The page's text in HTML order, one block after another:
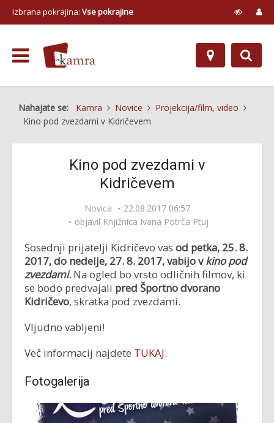
Izbrana pokrajina: Vse pokrajine
Nahajate se: Kamra Novice
Projekcija/film, video
Kino pod zvezdami v Kidričevem
Kino pod zvezdami v
Kidričevem
Novica
22.08.2017 06:57
objavil Knjižnica Ivana Potrča Ptuj
Sosednji prijatelji Kidričevo vas od petka, 25. 8.
2017, do nedelje, 27. 8. 2017, vabijo vkino pod
zvezdami. Na ogled bo vrsto odličnih filmov, ki
se bodo predvajali pred Športno dvorano
Kidričevo, skratka pod zvezdami.
Vljudno vabljeni!
Več informacij najdete TUKAJ.
Fotogalerija